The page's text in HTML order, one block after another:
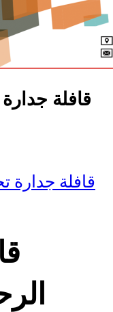
قافلة
قافلة جدارة